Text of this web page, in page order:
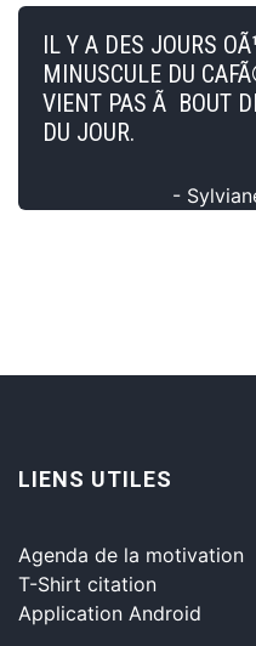
IL Y A DES JOURS
MINUSCULE DU
VIENT PAS Ã BOUT
DU JOUR.
-
LIENS UTILES
Agenda de la motivation
T-Shirt citation
Application Android